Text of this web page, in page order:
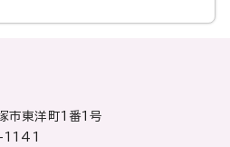
東洋町1番1号
1141